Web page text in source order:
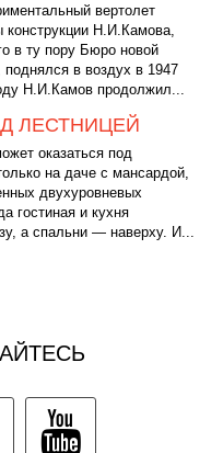
вертолет
конструкции Н.И.Камова,
в ту пору Бюро новой
в воздух в 1947
Н.И.Камов продолжил...
ЛЕСТНИЦЕЙ
оказаться под
на даче с мансардой,
двухуровневых
гостиная и кухня
а спальни — наверху. И...